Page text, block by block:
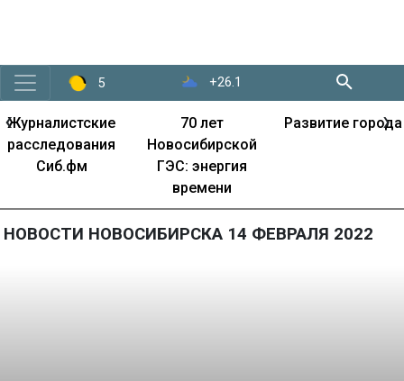
5 +26.1
Журналистские
расследования
Сиб.фм
70 лет
Новосибирской
ГЭС: энергия
времени
Развитие города
‹ ›
НОВОСТИ НОВОСИБИРСКА 14 ФЕВРАЛЯ 2022